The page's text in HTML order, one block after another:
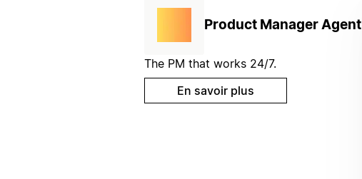
Product Manager Agent
The PM that works 24/7.
En savoir plus